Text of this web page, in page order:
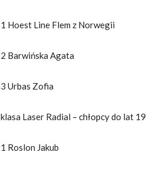
1 Hoest Line Flem z Norwegii
2 Barwińska Agata
3 Urbas Zofia
klasa Laser Radial – chłopcy do lat 19
1 Roslon Jakub